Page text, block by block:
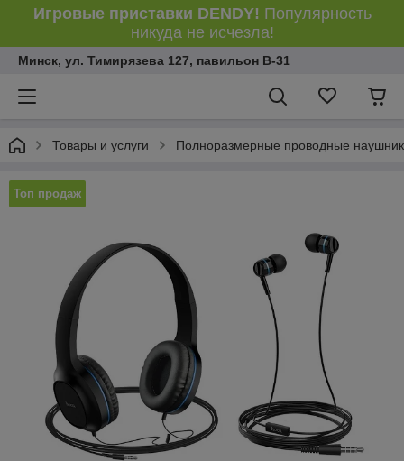
Игровые приставки DENDY! Популярность
никуда не исчезла!
Минск, ул. Тимирязева 127, павильон В-31
Товары и услуги Полноразмерные проводные
Топ продаж